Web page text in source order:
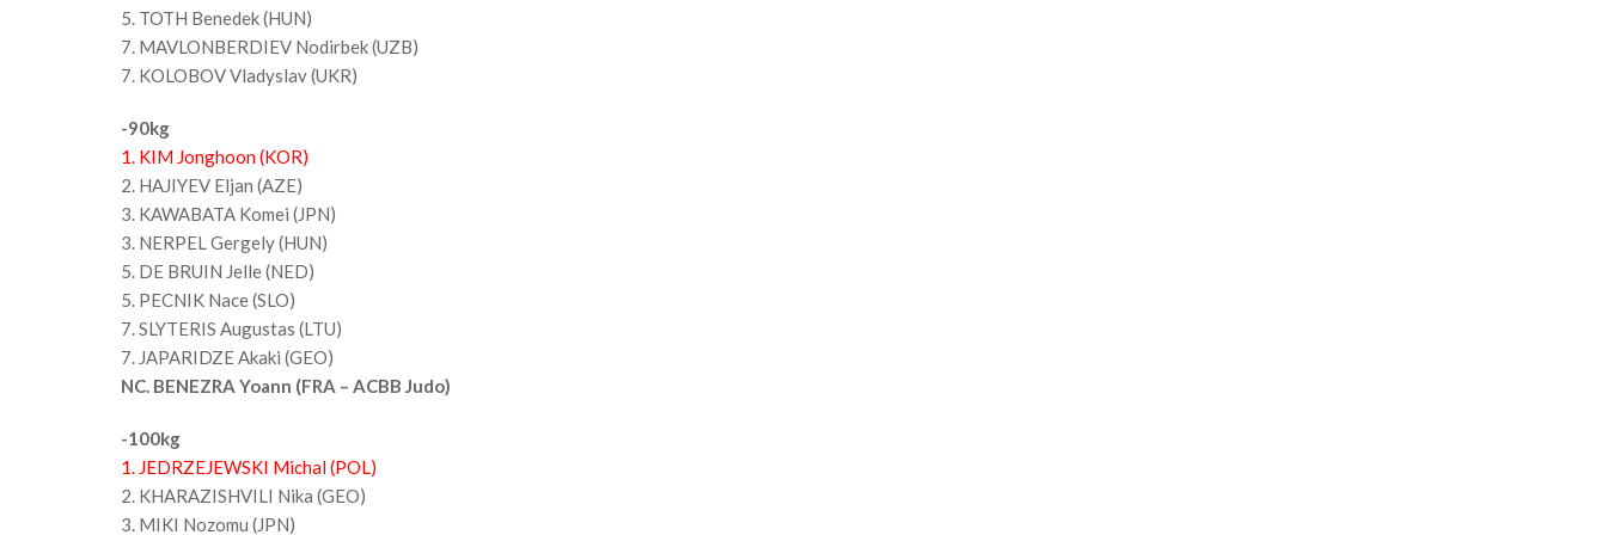
5. TOTH Benedek (HUN)
7. MAVLONBERDIEV Nodirbek (UZB)
7. KOLOBOV Vladyslav (UKR)
-90kg
1. KIM Jonghoon (KOR)
2. HAJIYEV Eljan (AZE)
3. KAWABATA Komei (JPN)
3. NERPEL Gergely (HUN)
5. DE BRUIN Jelle (NED)
5. PECNIK Nace (SLO)
7. SLYTERIS Augustas (LTU)
7. JAPARIDZE Akaki (GEO)
NC. BENEZRA Yoann (FRA – ACBB Judo)
-100kg
1. JEDRZEJEWSKI Michal (POL)
2. KHARAZISHVILI Nika (GEO)
3. MIKI Nozomu (JPN)